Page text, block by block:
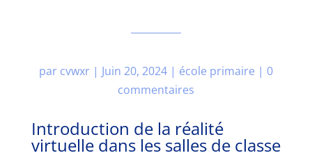
par cvwxr| Juin 20, 2024| école primaire | 0
commentaires
Introduction de la réalité
virtuelle dans les salles de classe